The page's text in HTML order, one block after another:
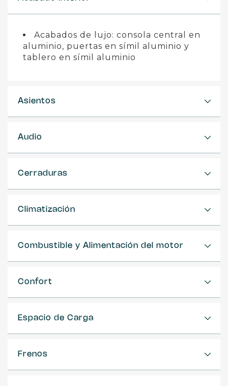
Acabados de lujo: consola central en
aluminio, puertas en símil aluminio y
tablero en símil aluminio
Asientos
Audio
Cerraduras
Climatización
Combustible y Alimentación del motor
Confort
Espacio de Carga
Frenos